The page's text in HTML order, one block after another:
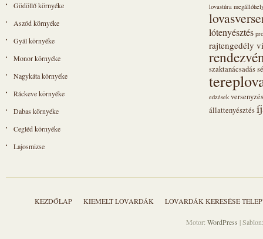
Gödöllő környéke
Aszód környéke
Gyál környéke
Monor környéke
Nagykáta környéke
Ráckeve környéke
Dabas környéke
Cegléd környéke
Lajosmizse
lovastúra
lótenyésztés
rajtengedély
szaktanácsadás
edzések versenyzés
állattenyésztés
KEZDŐLAP KIEMELT LOVARDÁK LOVARDÁK KERESÉSE
Motor:WordPress |